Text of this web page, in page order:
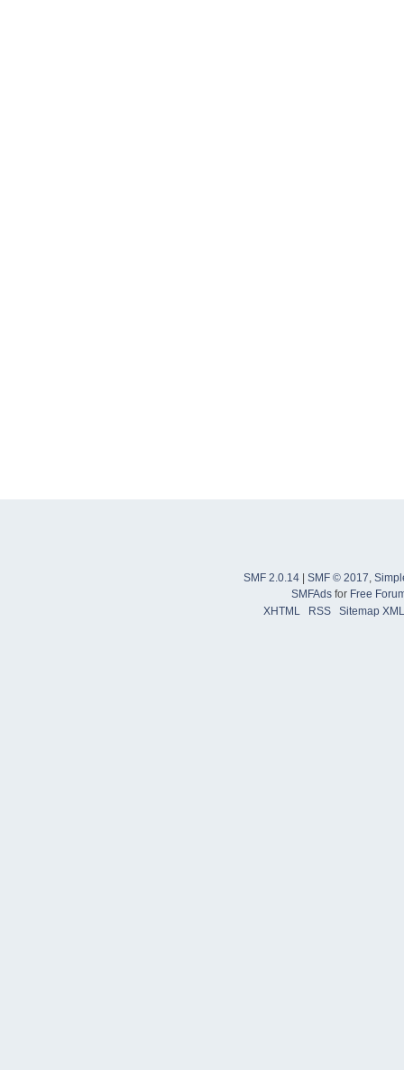
SMF 2.0.14 SMF © 2017
SMFAdsfor Free
XHTML
RSS Sitemap XML